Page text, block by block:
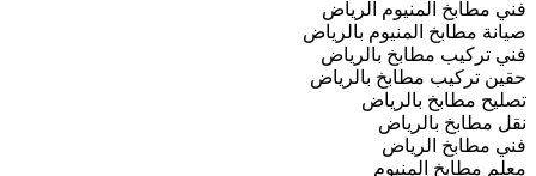
فني مطابخ المنيوم الرياض
صيانة مطابخ المنيوم بالرياض
فني تركيب مطابخ بالرياض
حقين تركيب مطابخ بالرياض
تصليح مطابخ بالرياض
نقل مطابخ بالرياض
فني مطابخ الرياض
معلم مطابخ المنيوم